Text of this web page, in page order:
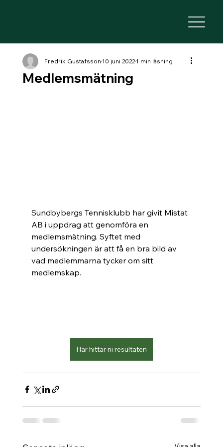
Medlemsmätning
Fredrik Gustafsson10 juni 20221 min läsning
Sundbybergs Tennisklubb har givit Mistat
AB i uppdrag att genomföra en
medlemsmätning. Syftet med
undersökningen är att få en bra bild av
vad medlemmarna tycker om sitt
medlemskap.
Här hittar ni resultaten